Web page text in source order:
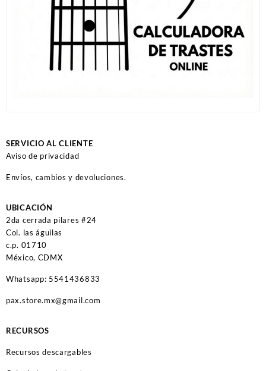
SERVICIO AL CLIENTE
Aviso de privacidad
Envíos, cambios y devoluciones.
UBICACIÓN
2da cerrada pilares #24
Col. las águilas
c.p. 01710
México, CDMX
Whatsapp: 5541436833
pax.store.mx@gmail.com
RECURSOS
Recursos descargables